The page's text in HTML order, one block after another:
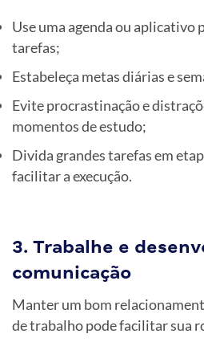
Use uma agenda ou aplicativo
tarefas;
Estabeleça metas diárias e
Evite procrastinação e
momentos de estudo;
Divida grandes tarefas em
facilitar a execução.
3. Trabalhe e
comunicação
Manter um bom
de trabalho pode facilitar sua